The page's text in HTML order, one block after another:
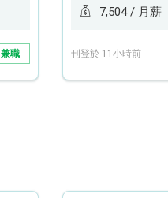
兼職
7,504 / 月薪
刊登於 11小時前